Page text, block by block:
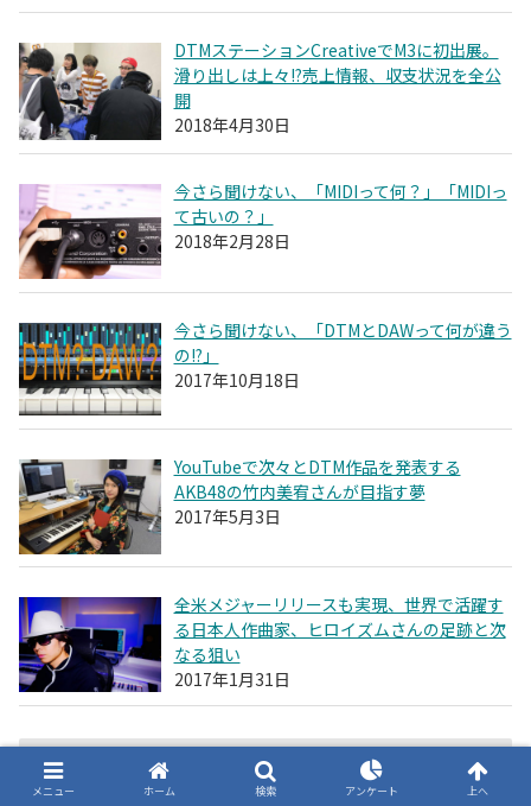
DTMステーションCreativeでM3に初出展。
滑り出しは上々!?売上情報、収支状況を全公
開
2018年4月30日
今さら聞けない、「MIDIって何？」「MIDIっ
て古いの？」
2018年2月28日
今さら聞けない、「DTMとDAWって何が違う
の!?」
2017年10月18日
YouTubeで次々とDTM作品を発表する
AKB48の竹内美宥さんが目指す夢
2017年5月3日
全米メジャーリリースも実現、世界で活躍す
る日本人作曲家、ヒロイズムさんの足跡と次
なる狙い
2017年1月31日
タグ
メニュー ホーム 検索 アンケート 上へ